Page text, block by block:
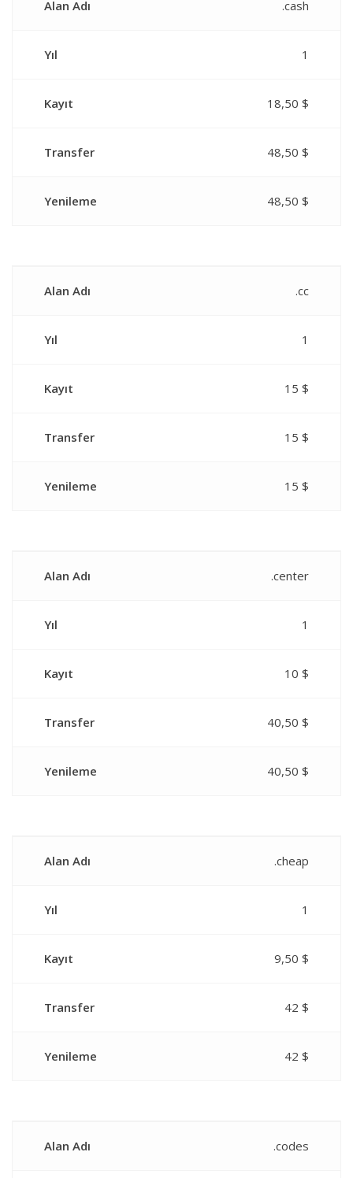
Alan Adı .cash
Yıl 1
Kayıt 18,50 $
Transfer 48,50 $
Yenileme 48,50 $
Alan Adı .cc
Yıl 1
Kayıt 15 $
Transfer 15 $
Yenileme 15 $
Alan Adı .center
Yıl 1
Kayıt 10 $
Transfer 40,50 $
Yenileme 40,50 $
Alan Adı .cheap
Yıl 1
Kayıt 9,50 $
Transfer 42 $
Yenileme 42 $
Alan Adı .codes